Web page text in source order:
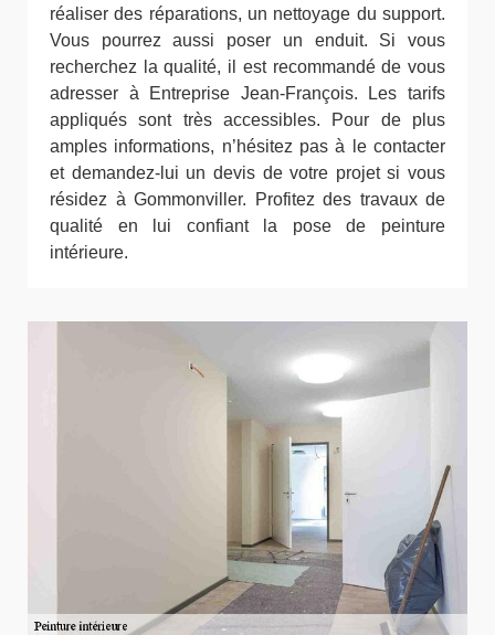
réaliser des réparations, un nettoyage du support.
Vous pourrez aussi poser un enduit. Si vous
recherchez la qualité, il est recommandé de vous
adresser à Entreprise Jean-François. Les tarifs
appliqués sont très accessibles. Pour de plus
amples informations, n’hésitez pas à le contacter
et demandez-lui un devis de votre projet si vous
résidez à Gommonviller. Profitez des travaux de
qualité en lui confiant la pose de peinture
intérieure.